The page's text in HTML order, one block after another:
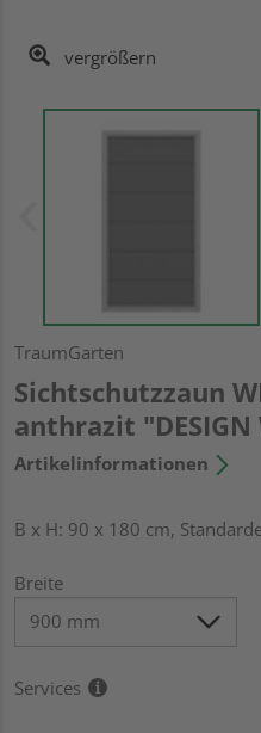
vergrößern
TraumGarten
Sichtschutzzaun
anthrazit "DESIGN
Artikelinformationen
B x H: 90 x 180 cm,
Breite
Services